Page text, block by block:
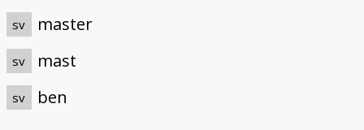
sv master
sv mast
sv ben